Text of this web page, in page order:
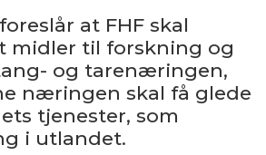
at FHF skal
midler til forskning og
og tarenæringen,
næringen skal få glede
tjenester, som
i utlandet.